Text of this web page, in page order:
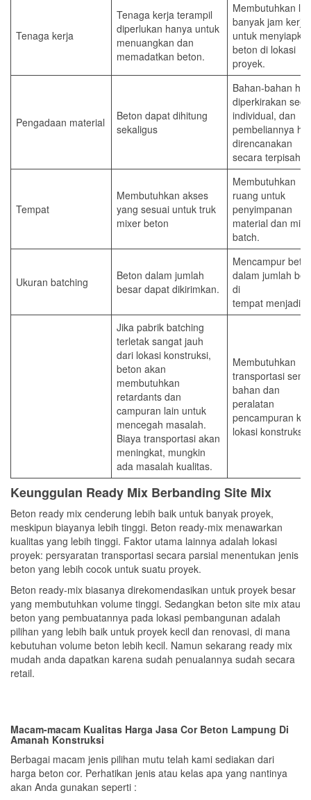
Tenaga kerja
Tenaga kerja terampil
diperlukan hanya untuk
menuangkan dan
memadatkan beton.
Membutuhkan
banyak jam kerja
untuk
beton di lokasi
proyek.
Pengadaan material
Beton dapat dihitung
sekaligus
Bahan-bahan
diperkirakan
individual, dan
pembeliannya
direncanakan
secara terpisah.
Tempat
Membutuhkan akses
yang sesuai untuk truk
mixer beton
Membutuhkan
ruang untuk
penyimpanan
material dan
batch.
Ukuran batching
Beton dalam jumlah
besar dapat dikirimkan.
Mencampur
dalam jumlah
di
tempat menjadi
Jika pabrik batching
terletak sangat jauh
dari lokasi konstruksi,
beton akan
membutuhkan
retardants dan
campuran lain untuk
mencegah masalah.
Biaya transportasi akan
meningkat, mungkin
ada masalah kualitas.
Membutuhkan
transportasi
bahan dan
peralatan
pencampuran ke
lokasi konstruksi.
Keunggulan Ready Mix Berbanding Site Mix
Beton ready mix cenderung lebih baik untuk banyak proyek,
meskipun biayanya lebih tinggi. Beton ready-mix menawarkan
kualitas yang lebih tinggi. Faktor utama lainnya adalah lokasi
proyek: persyaratan transportasi secara parsial menentukan jenis
beton yang lebih cocok untuk suatu proyek.
Beton ready-mix biasanya direkomendasikan untuk proyek besar
yang membutuhkan volume tinggi. Sedangkan beton site mix atau
beton yang pembuatannya pada lokasi pembangunan adalah
pilihan yang lebih baik untuk proyek kecil dan renovasi, di mana
kebutuhan volume beton lebih kecil. Namun sekarang ready mix
mudah anda dapatkan karena sudah penualannya sudah secara
retail.
Macam-macam Kualitas Harga Jasa Cor Beton Lampung Di
Amanah Konstruksi
Berbagai macam jenis pilihan mutu telah kami sediakan dari
harga beton cor. Perhatikan jenis atau kelas apa yang nantinya
akan Anda gunakan seperti :